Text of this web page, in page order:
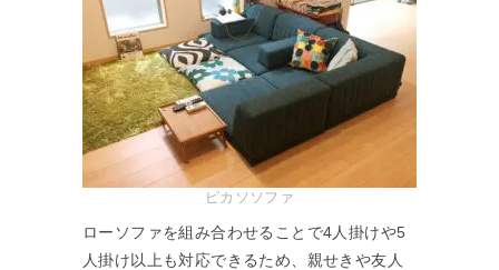
ピカソソファ
ローソファを組み合わせることで4人掛けや5
人掛け以上も対応できるため、親せきや友人